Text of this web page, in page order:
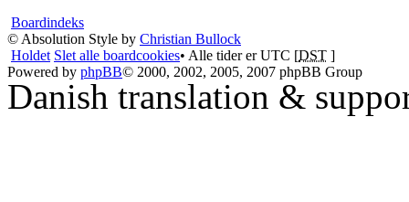
Boardindeks
© Absolution Style by Christian Bullock
Holdet Slet alle boardcookies• Alle tider er UTC [DST ]
Powered by phpBB© 2000, 2002, 2005, 2007 phpBB Group
Danish translation &